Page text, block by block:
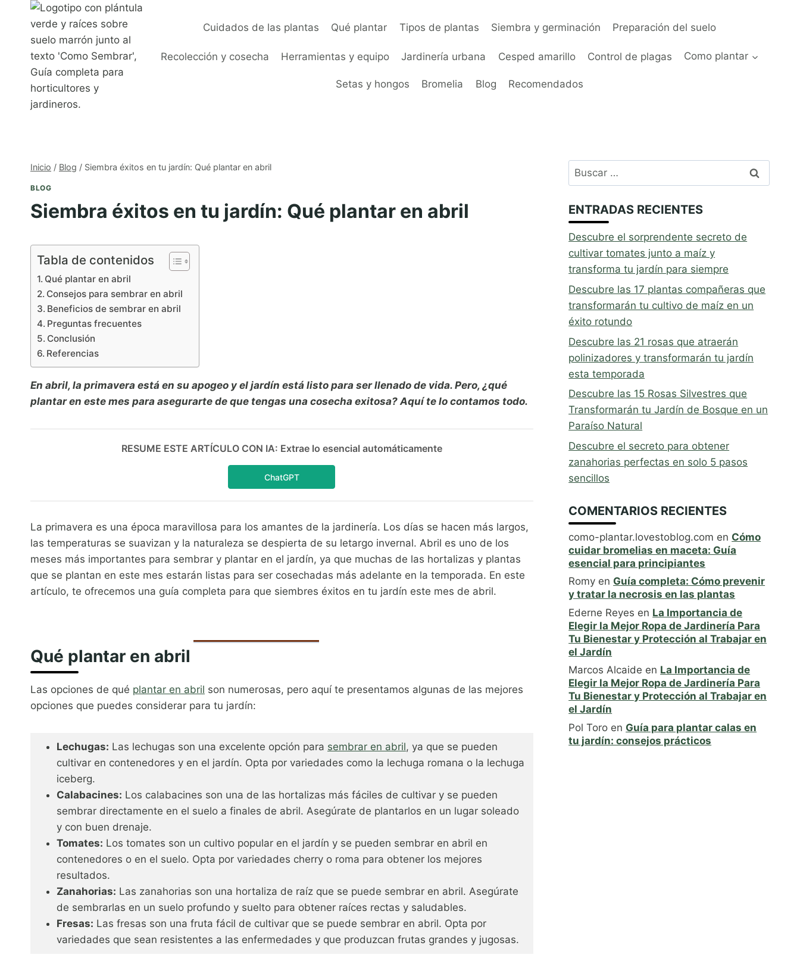
contenido
Cuidados de las plantas Qué plantar Tipos de plantas Siembra y germinación Preparación del suelo
Recolección y cosecha Herramientas y equipo Jardinería urbana Cesped amarillo Control de plagas Como plantar
Setas y hongos Bromelia Blog Recomendados
Inicio / Blog / Siembra éxitos en tu jardín: Qué plantar en abril
BLOG
Siembra éxitos en tu jardín: Qué plantar en abril
Tabla de contenidos
Qué plantar en abril
Consejos para sembrar en abril
Beneficios de sembrar en abril
Preguntas frecuentes
Conclusión
Referencias
En abril, la primavera está en su apogeo y el jardín está listo para ser llenado de vida. Pero, ¿qué
plantar en este mes para asegurarte de que tengas una cosecha exitosa? Aquí te lo contamos todo.
RESUME ESTE ARTÍCULO CON IA: Extrae lo esencial automáticamente
ChatGPT
La primavera es una época maravillosa para los amantes de la jardinería. Los días se hacen más largos,
las temperaturas se suavizan y la naturaleza se despierta de su letargo invernal. Abril es uno de los
meses más importantes para sembrar y plantar en el jardín, ya que muchas de las hortalizas y plantas
que se plantan en este mes estarán listas para ser cosechadas más adelante en la temporada. En este
artículo, te ofrecemos una guía completa para que siembres éxitos en tu jardín este mes de abril.
Qué plantar en abril
Las opciones de qué plantar en abril son numerosas, pero aquí te presentamos algunas de las mejores
opciones que puedes considerar para tu jardín:
Lechugas: Las lechugas son una excelente opción para sembrar en abril, ya que se pueden
cultivar en contenedores y en el jardín. Opta por variedades como la lechuga romana o la lechuga
iceberg.
Calabacines: Los calabacines son una de las hortalizas más fáciles de cultivar y se pueden
sembrar directamente en el suelo a finales de abril. Asegúrate de plantarlos en un lugar soleado
y con buen drenaje.
Tomates: Los tomates son un cultivo popular en el jardín y se pueden sembrar en abril en
contenedores o en el suelo. Opta por variedades cherry o roma para obtener los mejores
resultados.
Zanahorias: Las zanahorias son una hortaliza de raíz que se puede sembrar en abril. Asegúrate
de sembrarlas en un suelo profundo y suelto para obtener raíces rectas y saludables.
Fresas: Las fresas son una fruta fácil de cultivar que se puede sembrar en abril. Opta por
variedades que sean resistentes a las enfermedades y que produzcan frutas grandes y jugosas.
Buscar:
ENTRADAS RECIENTES
Descubre el sorprendente secreto de
cultivar tomates junto a maíz y
transforma tu jardín para siempre
Descubre las 17 plantas compañeras que
transformarán tu cultivo de maíz en un
éxito rotundo
Descubre las 21 rosas que atraerán
polinizadores y transformarán tu jardín
esta temporada
Descubre las 15 Rosas Silvestres que
Transformarán tu Jardín de Bosque en un
Paraíso Natural
Descubre el secreto para obtener
zanahorias perfectas en solo 5 pasos
sencillos
COMENTARIOS RECIENTES
como-plantar.lovestoblog.com en Cómo
cuidar bromelias en maceta: Guía
esencial para principiantes
Romy en Guía completa: Cómo prevenir
y tratar la necrosis en las plantas
Ederne Reyes en La Importancia de
Elegir la Mejor Ropa de Jardinería Para
Tu Bienestar y Protección al Trabajar en
el Jardín
Marcos Alcaide en La Importancia de
Elegir la Mejor Ropa de Jardinería Para
Tu Bienestar y Protección al Trabajar en
el Jardín
Pol Toro en Guía para plantar calas en
tu jardín: consejos prácticos